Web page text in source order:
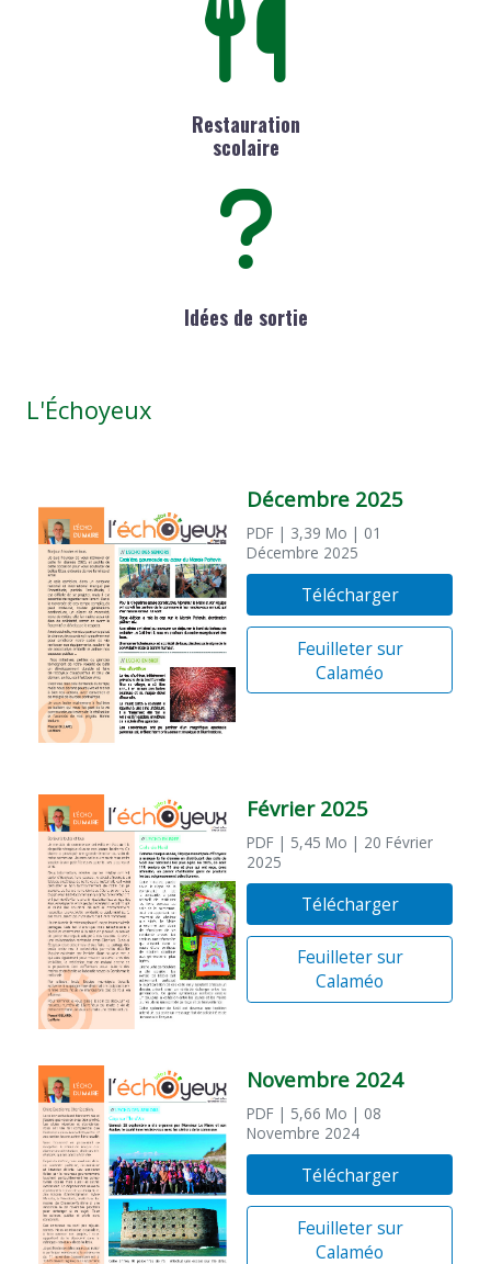
Restauration
scolaire
Idées de sortie
L'Échoyeux
Décembre 2025
PDF | 3,39 Mo | 01
Décembre 2025
Télécharger
Feuilleter sur
Calaméo
Février 2025
PDF | 5,45 Mo | 20 Février
2025
Télécharger
Feuilleter sur
Calaméo
Novembre 2024
PDF | 5,66 Mo | 08
Novembre 2024
Télécharger
Feuilleter sur
Calaméo